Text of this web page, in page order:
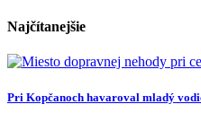
Najčítanejšie
Pri Kopčanoch havaroval mladý